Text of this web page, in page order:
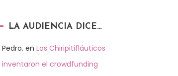
LA AUDIENCIA DICE…
Pedro. en Los Chiripitifláuticos
inventaron el crowdfunding